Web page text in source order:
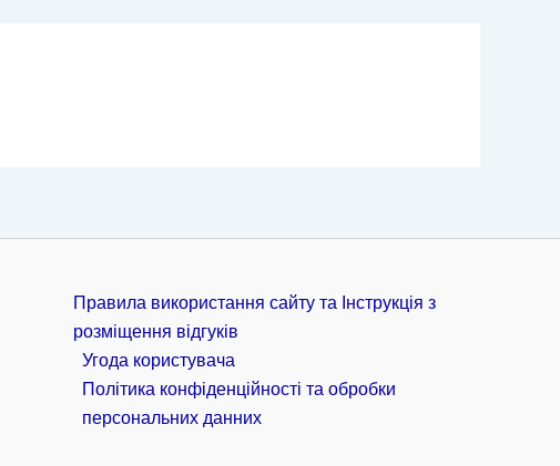
Правила використання сайту та Інструкція з
розміщення відгуків
Угода користувача
Політика конфіденційності та обробки
персональних данних